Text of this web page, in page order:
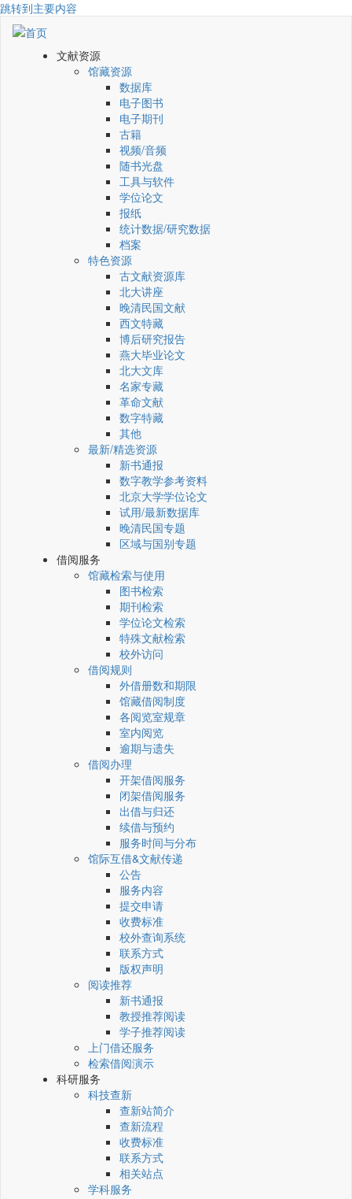
跳转到主要内容
文献资源
馆藏资源
数据库
电子图书
电子期刊
古籍
视频/音频
随书光盘
工具与软件
学位论文
报纸
统计数据/研究数据
档案
特色资源
古文献资源库
北大讲座
晚清民国文献
西文特藏
博后研究报告
燕大毕业论文
北大文库
名家专藏
革命文献
数字特藏
其他
最新/精选资源
新书通报
数字教学参考资料
北京大学学位论文
试用/最新数据库
晚清民国专题
区域与国别专题
借阅服务
馆藏检索与使用
图书检索
期刊检索
学位论文检索
特殊文献检索
校外访问
借阅规则
外借册数和期限
馆藏借阅制度
各阅览室规章
室内阅览
逾期与遗失
借阅办理
开架借阅服务
闭架借阅服务
出借与归还
续借与预约
服务时间与分布
馆际互借&文献传递
公告
服务内容
提交申请
收费标准
校外查询系统
联系方式
版权声明
阅读推荐
新书通报
教授推荐阅读
学子推荐阅读
上门借还服务
检索借阅演示
科研服务
科技查新
查新站简介
查新流程
收费标准
联系方式
相关站点
学科服务